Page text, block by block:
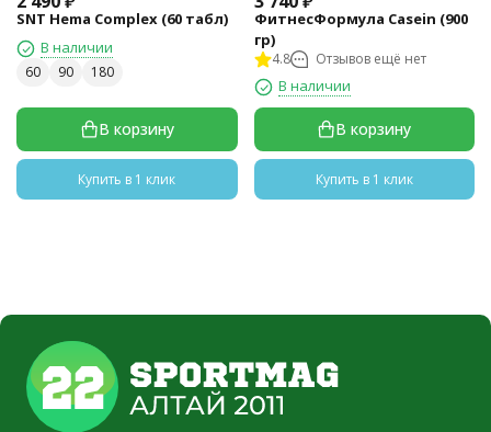
SNT Hema Complex (60 табл)
В наличии
60 90 180
В корзину
Купить в 1 клик
ФитнесФормула Casein (900
гр)
4.8 Отзывов ещё нет
В наличии
В корзину
Купить в 1 клик